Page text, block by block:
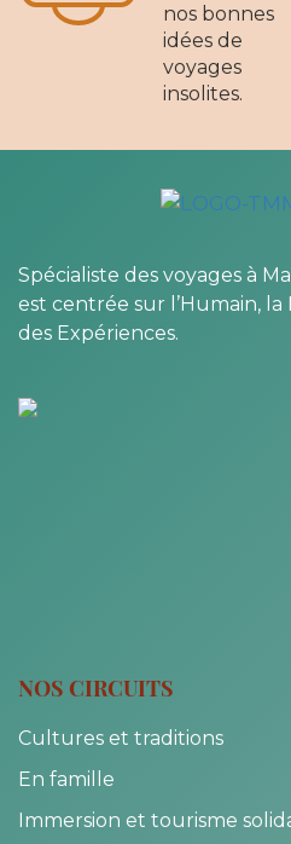
nos bonnes
idées de
voyages
insolites.
Spécialiste des voyages à
est centrée sur l’Humain,
des Expériences.
NOS CIRCUITS
Cultures et traditions
En famille
Immersion et tourisme